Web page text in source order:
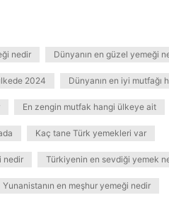
nedir Dünyanın en güzel yemeği
2024 Dünyanın en iyi mutfağı
En zengin mutfak hangi ülkeye ait
Kaç tane Türk yemekleri var
nedir Türkiyenin en sevdiği yemek
Yunanistanın en meşhur yemeği nedir